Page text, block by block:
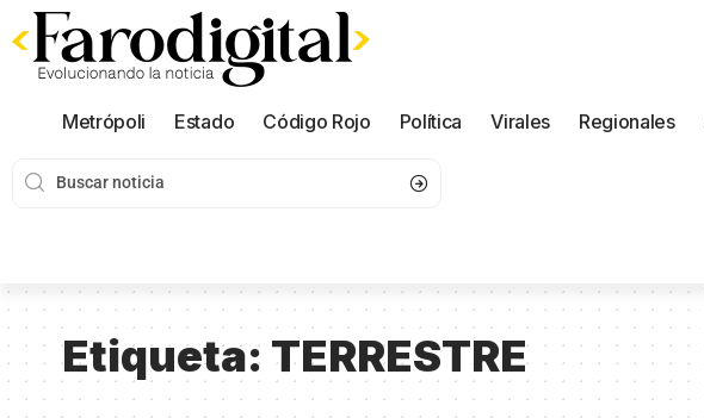
Metrópoli Estado Código Rojo Política Virales Regionales
Etiqueta: TERRESTRE